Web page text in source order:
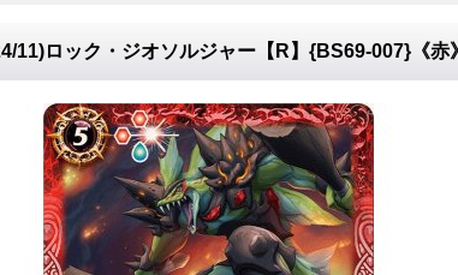
11)ロック・ジオソルジャー【R】{BS69-007}《赤》